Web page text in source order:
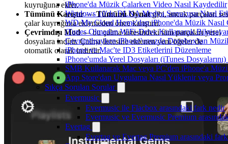
iPhone'da Müzik Çalarken Video Nasıl Kaydedilir
Windows 10'da DLNA Medya Sunucusu Nasıl
WD My Cloud Home'dan iPhone'da Müzik Nasıl
iTunes Olmadan WiFi-Drive Kullanarak
Çevrimdışıyken iPhone'unuzda Dropbox'tan
iPhone ve Mac'te ID3 Etiketlerini Düzenleme
iPhone'umda Yerel Dosyaları (iTunes Dosyalarını)
SMB Kullanarak Mac veya PC'den iPhone'a
App Store'dan Uygulama Nasıl Yüklenir veya
Sıkça Sorulan Sorular
Evermusic
Evermusic ile Flacbox arasındaki fark nedir
Evermusic ve Evermusic Premium
Evertag
Evertag ve Evertag Premium arasındaki
kuyruğuna ekler.
Tümünü Karıştır—Tümünü Oynatgibi, ancak parçaları ses
çalar kuyruğuna eklemeden önce karıştırır.
Çevrimdışı Mod— bu çalma listesindeki tüm parçaları yerel
dosyalara indirir. Çalma listesine eklenen yeni öğeler de
otomatik olarak indirilir.